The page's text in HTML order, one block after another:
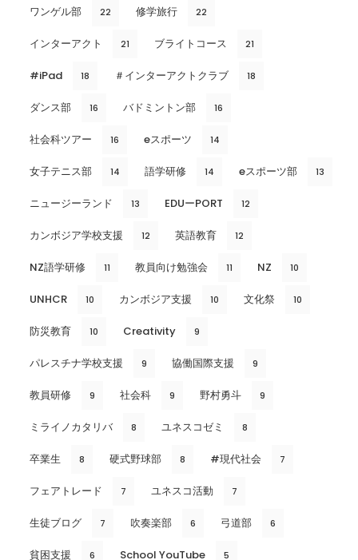
ワンゲル部 22 修学旅行 22
インターアクト 21 ブライトコース 21
#iPad 18 ＃インターアクトクラブ 18
ダンス部 16 バドミントン部 16
社会科ツアー 16 eスポーツ 14
女子テニス部 14 語学研修 14 eスポーツ部 13
ニュージーランド 13 EDUーPORT 12
カンボジア学校支援 12 英語教育 12
NZ語学研修 11 教員向け勉強会 11 NZ 10
UNHCR 10 カンボジア支援 10 文化祭 10
防災教育 10 Creativity 9
パレスチナ学校支援 9 協働国際支援 9
教員研修 9 社会科 9 野村勇斗 9
ミライノカタリバ 8 ユネスコゼミ 8
卒業生 8 硬式野球部 8 #現代社会 7
フェアトレード 7 ユネスコ活動 7
生徒ブログ 7 吹奏楽部 6 弓道部 6
貧困支援 6 School YouTube 5